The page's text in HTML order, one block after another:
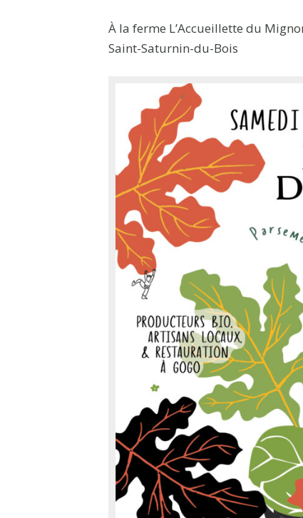
À la ferme L’Accueillette du
Saint-Saturnin-du-Bois